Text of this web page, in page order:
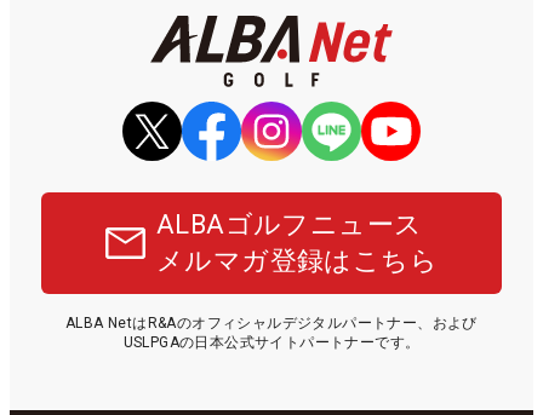
ALBAゴルフニュース
メルマガ登録はこちら
ALBA NetはR&Aのオフィシャルデジタルパートナー、および
USLPGAの日本公式サイトパートナーです。